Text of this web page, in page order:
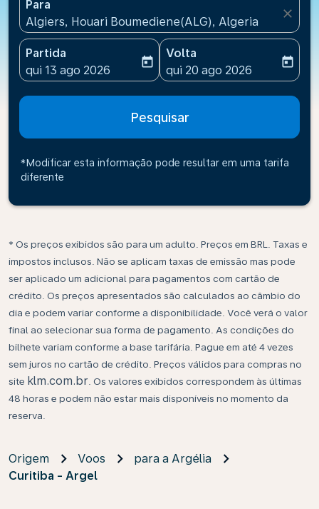
Para
Algiers, Houari Boumediene(ALG), Algeria
close
Partida
fc-booking-departure-date-aria-label
qui 13 ago 2026
today
Volta
fc-booking-return-date-
qui 20 ago 2026
today
Pesquisar
*Modificar esta informação pode resultar em uma tarifa
diferente
* Os preços exibidos são para um adulto. Preços em BRL. Taxas e
impostos inclusos. Não se aplicam taxas de emissão mas pode
ser aplicado um adicional para pagamentos com cartão de
crédito. Os preços apresentados são calculados ao câmbio do
dia e podem variar conforme a disponibilidade. Você verá o valor
final ao selecionar sua forma de pagamento. As condições do
bilhete variam conforme a base tarifária. Pague em até 4 vezes
sem juros no cartão de crédito. Preços válidos para compras no
site klm.com.br . Os valores exibidos correspondem às últimas
48 horas e podem não estar mais disponíveis no momento da
reserva.
Origem Voos
para a Argélia
Curitiba - Argel